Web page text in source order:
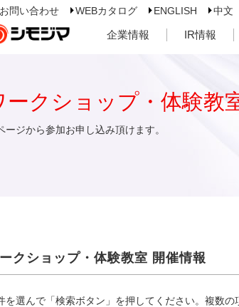
お問い合わせ WEBカタログ ENGLISH 中文
企業情報 IR情報
ークショップ・体験教
ージから参加お申し込み頂けます。
クショップ・体験教室 開催情報
を選んで「検索ボタン」を押してください。複数の